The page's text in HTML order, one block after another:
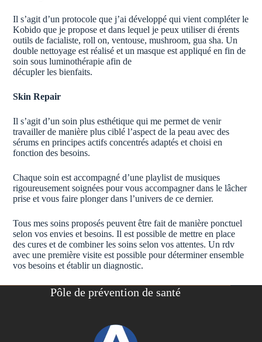
Il s’agit d’un protocole que j’ai développé qui vient compléter le
Kobido que je propose et dans lequel je peux utiliser di érents
outils de facialiste, roll on, ventouse, mushroom, gua sha. Un
double nettoyage est réalisé et un masque est appliqué en fin de
soin sous luminothérapie afin de
décupler les bienfaits.
Skin Repair
Il s’agit d’un soin plus esthétique qui me permet de venir
travailler de manière plus ciblé l’aspect de la peau avec des
sérums en principes actifs concentrés adaptés et choisi en
fonction des besoins.
Chaque soin est accompagné d’une playlist de musiques
rigoureusement soignées pour vous accompagner dans le lâcher
prise et vous faire plonger dans l’univers de ce dernier.
Tous mes soins proposés peuvent être fait de manière ponctuel
selon vos envies et besoins. Il est possible de mettre en place
des cures et de combiner les soins selon vos attentes. Un rdv
avec une première visite est possible pour déterminer ensemble
vos besoins et établir un diagnostic.
Pôle de prévention de santé